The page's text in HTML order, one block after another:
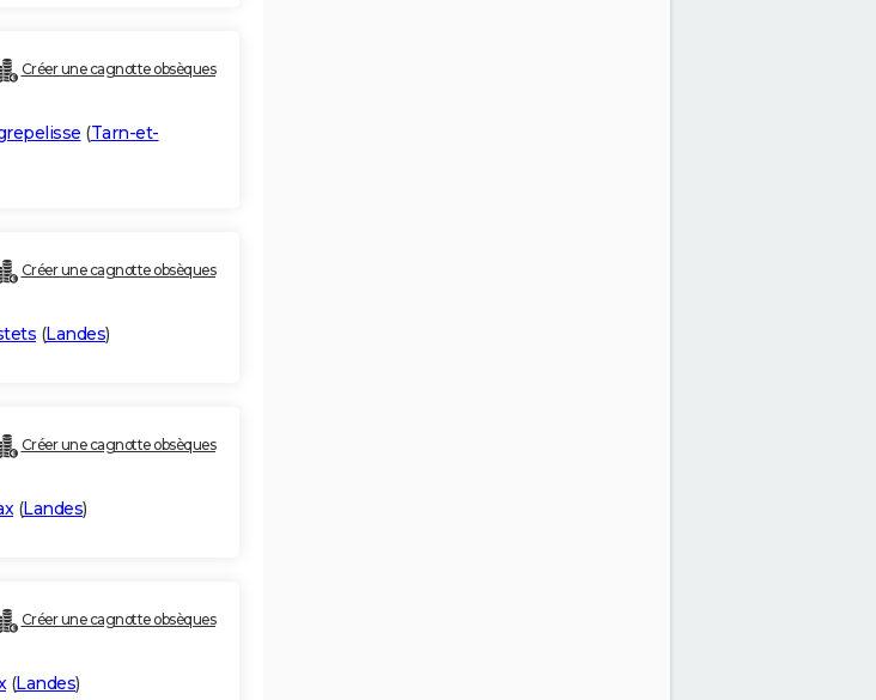
Créer une cagnotte obsèques
(Tarn-et-
Créer une cagnotte obsèques
(Landes)
Créer une cagnotte obsèques
(Landes)
Créer une cagnotte obsèques
(Landes)